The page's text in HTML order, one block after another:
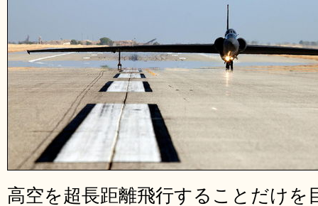
高空を超長距離飛行することだけを